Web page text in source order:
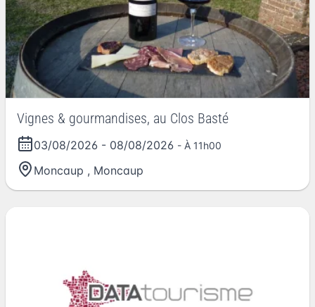
Vignes & gourmandises, au Clos Basté
03/08/2026 - 08/08/2026 - À 11h00
Moncaup , Moncaup